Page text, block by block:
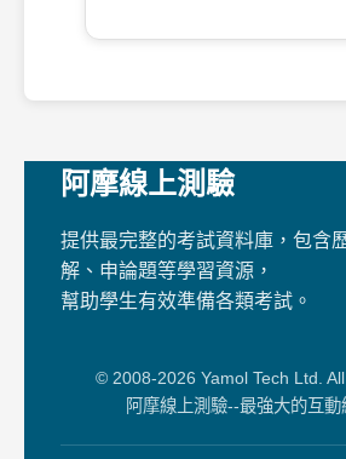
阿摩線上測驗
提供最完整的考試資料庫，包含
解、申論題等學習資源，
幫助學生有效準備各類考試。
© 2008-2026 Yamol Tech Ltd.
阿摩線上測驗--最強大的互